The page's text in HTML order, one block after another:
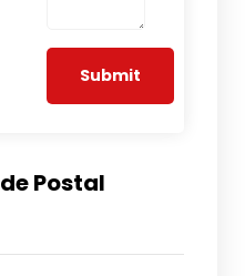
Postal